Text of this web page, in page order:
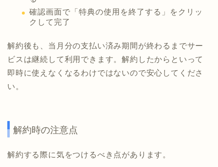
確認画面で「特典の使用を終了する」をクリッ
クして完了
解約後も、当月分の支払い済み期間が終わるまでサー
ビスは継続して利用できます。解約したからといって
即時に使えなくなるわけではないので安心してくださ
い。
解約時の注意点
解約する際に気をつけるべき点があります。